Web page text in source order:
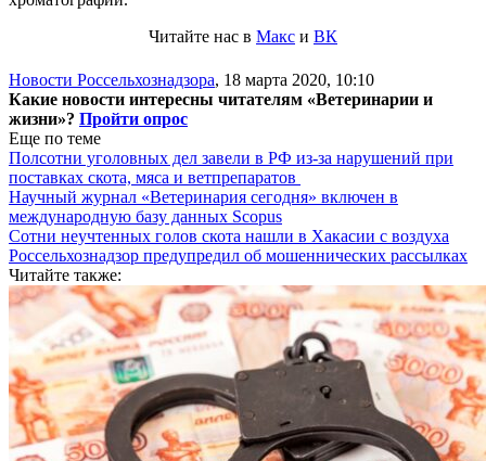
Читайте нас в Макс и ВК
Новости Россельхознадзора, 18 марта 2020, 10:10
Какие новости интересны читателям «Ветеринарии и
жизни»? Пройти опрос
Еще по теме
Полсотни уголовных дел завели в РФ из-за нарушений при
поставках скота, мяса и ветпрепаратов
Научный журнал «Ветеринария сегодня» включен в
международную базу данных Scopus
Сотни неучтенных голов скота нашли в Хакасии с воздуха
Россельхознадзор предупредил об мошеннических рассылках
Читайте также: